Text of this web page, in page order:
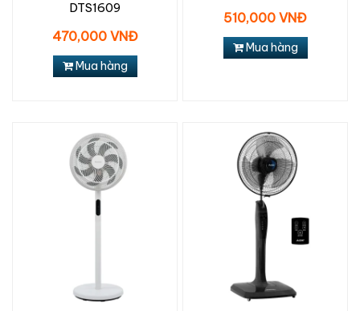
DTS1609
470,000 VNĐ
Mua hàng
510,000 VNĐ
Mua hàng